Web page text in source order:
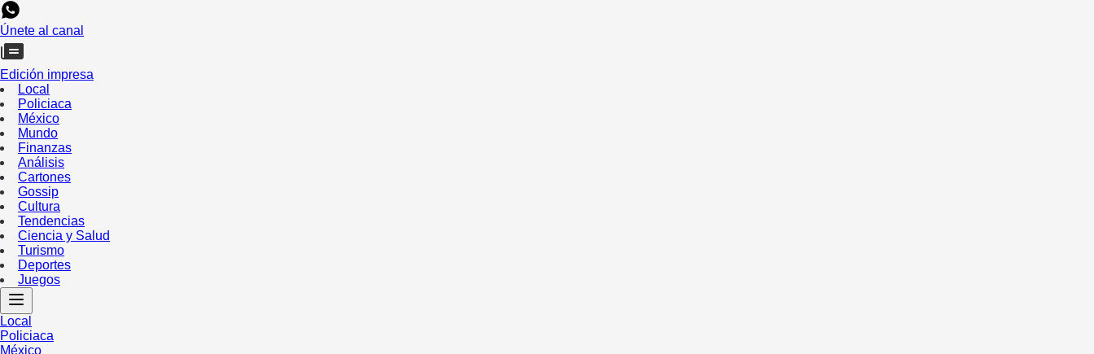
Únete al canal
Edición impresa
Local
Policiaca
México
Mundo
Finanzas
Análisis
Cartones
Gossip
Cultura
Tendencias
Ciencia y Salud
Turismo
Deportes
Juegos
Local
Policiaca
México